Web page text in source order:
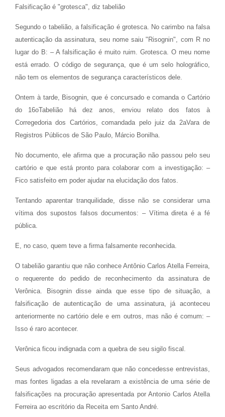
Falsificação é "grotesca", diz tabelião
Segundo o tabelião, a falsificação é grotesca. No carimbo na falsa
autenticação da assinatura, seu nome saiu "Risognin", com R no
lugar do B: – A falsificação é muito ruim. Grotesca. O meu nome
está errado. O código de segurança, que é um selo holográfico,
não tem os elementos de segurança característicos dele.
Ontem à tarde, Bisognin, que é concursado e comanda o Cartório
do 16oTabelião há dez anos, enviou relato dos fatos à
Corregedoria dos Cartórios, comandada pelo juiz da 2aVara de
Registros Públicos de São Paulo, Márcio Bonilha.
No documento, ele afirma que a procuração não passou pelo seu
cartório e que está pronto para colaborar com a investigação: –
Fico satisfeito em poder ajudar na elucidação dos fatos.
Tentando aparentar tranquilidade, disse não se considerar uma
vítima dos supostos falsos documentos: – Vítima direta é a fé
pública.
E, no caso, quem teve a firma falsamente reconhecida.
O tabelião garantiu que não conhece Antônio Carlos Atella Ferreira,
o requerente do pedido de reconhecimento da assinatura de
Verônica. Bisognin disse ainda que esse tipo de situação, a
falsificação de autenticação de uma assinatura, já aconteceu
anteriormente no cartório dele e em outros, mas não é comum: –
Isso é raro acontecer.
Verônica ficou indignada com a quebra de seu sigilo fiscal.
Seus advogados recomendaram que não concedesse entrevistas,
mas fontes ligadas a ela revelaram a existência de uma série de
falsificações na procuração apresentada por Antonio Carlos Atella
Ferreira ao escritório da Receita em Santo André.